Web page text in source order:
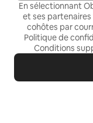
En sélectionnant
et ses
cohôtes par
Politique de
Conditions